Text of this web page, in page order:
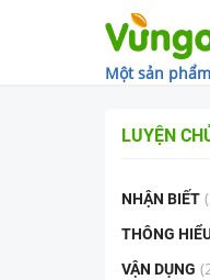
Một sản
LUYỆN
NHẬN BIẾT (
THÔNG
VẬN DỤNG (